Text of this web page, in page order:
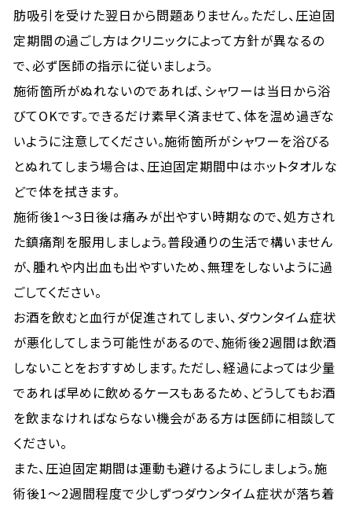
肪吸引を受けた翌日から問題ありません。ただし、圧迫固
定期間の過ごし方はクリニックによって方針が異なるの
で、必ず医師の指示に従いましょう。
施術箇所がぬれないのであれば、シャワーは当日から浴
びてOKです。できるだけ素早く済ませて、体を温め過ぎな
いように注意してください。施術箇所がシャワーを浴びる
とぬれてしまう場合は、圧迫固定期間中はホットタオルな
どで体を拭きます。
施術後1〜3日後は痛みが出やすい時期なので、処方され
た鎮痛剤を服用しましょう。普段通りの生活で構いません
が、腫れや内出血も出やすいため、無理をしないように過
ごしてください。
お酒を飲むと血行が促進されてしまい、ダウンタイム症状
が悪化してしまう可能性があるので、施術後2週間は飲酒
しないことをおすすめします。ただし、経過によっては少量
であれば早めに飲めるケースもあるため、どうしてもお酒
を飲まなければならない機会がある方は医師に相談して
ください。
また、圧迫固定期間は運動も避けるようにしましょう。施
術後1〜2週間程度で少しずつダウンタイム症状が落ち着